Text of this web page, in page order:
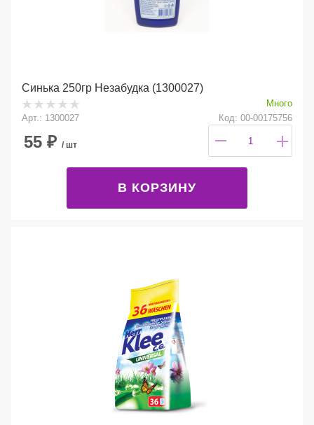
Синька 250гр Незабудка (1300027)
Много
Арт.: 1300027
Код: 00-00175756
55 ₽ / шт
В КОРЗИНУ